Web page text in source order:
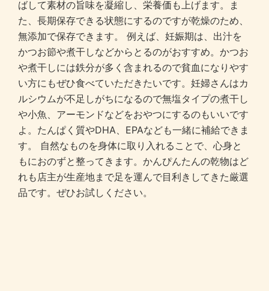
ばして素材の旨味を凝縮し、栄養価も上げます。ま
た、長期保存できる状態にするのですが乾燥のため、
無添加で保存できます。 例えば、妊娠期は、出汁を
かつお節や煮干しなどからとるのがおすすめ。かつお
や煮干しには鉄分が多く含まれるので貧血になりやす
い方にもぜひ食べていただきたいです。妊婦さんはカ
ルシウムが不足しがちになるので無塩タイプの煮干し
や小魚、アーモンドなどをおやつにするのもいいです
よ。たんぱく質やDHA、EPAなども一緒に補給できま
す。 自然なものを身体に取り入れることで、心身と
もにおのずと整ってきます。かんぴんたんの乾物はど
れも店主が生産地まで足を運んで目利きしてきた厳選
品です。ぜひお試しください。